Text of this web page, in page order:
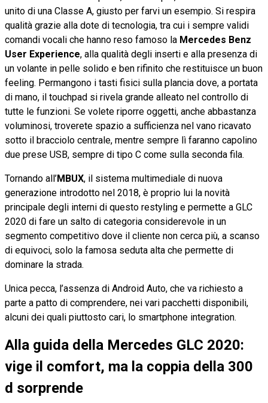
unito di una Classe A, giusto per farvi un esempio. Si respira
qualità grazie alla dote di tecnologia, tra cui i sempre validi
comandi vocali che hanno reso famoso la Mercedes Benz
User Experience, alla qualità degli inserti e alla presenza di
un volante in pelle solido e ben rifinito che restituisce un buon
feeling. Permangono i tasti fisici sulla plancia dove, a portata
di mano, il touchpad si rivela grande alleato nel controllo di
tutte le funzioni. Se volete riporre oggetti, anche abbastanza
voluminosi, troverete spazio a sufficienza nel vano ricavato
sotto il bracciolo centrale, mentre sempre lì faranno capolino
due prese USB, sempre di tipo C come sulla seconda fila.
Tornando all’MBUX, il sistema multimediale di nuova
generazione introdotto nel 2018, è proprio lui la novità
principale degli interni di questo restyling e permette a GLC
2020 di fare un salto di categoria considerevole in un
segmento competitivo dove il cliente non cerca più, a scanso
di equivoci, solo la famosa seduta alta che permette di
dominare la strada.
Unica pecca, l’assenza di Android Auto, che va richiesto a
parte a patto di comprendere, nei vari pacchetti disponibili,
alcuni dei quali piuttosto cari, lo smartphone integration.
Alla guida della Mercedes GLC 2020:
vige il comfort, ma la coppia della 300
d sorprende